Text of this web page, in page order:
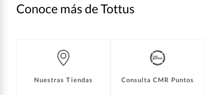
Conoce más de Tottus
Nuestras Tiendas Consulta CMR Puntos